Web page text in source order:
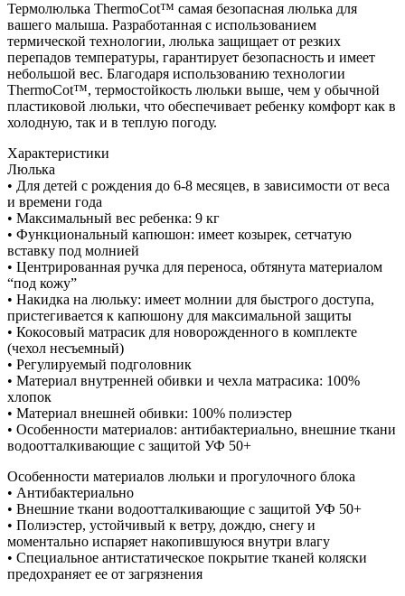
Термолюлька ThermoCot™️ самая безопасная люлька для
вашего малыша. Разработанная с использованием
термической технологии, люлька защищает от резких
перепадов температуры, гарантирует безопасность и имеет
небольшой вес. Благодаря использованию технологии
ThermoCot™️, термостойкость люльки выше, чем у обычной
пластиковой люльки, что обеспечивает ребенку комфорт как в
холодную, так и в теплую погоду.
Характеристики
Люлька
• Для детей с рождения до 6-8 месяцев, в зависимости от веса
и времени года
• Максимальный вес ребенка: 9 кг
• Функциональный капюшон: имеет козырек, сетчатую
вставку под молнией
• Центрированная ручка для переноса, обтянута материалом
“под кожу”
• Накидка на люльку: имеет молнии для быстрого доступа,
пристегивается к капюшону для максимальной защиты
• Кокосовый матрасик для новорожденного в комплекте
(чехол несъемный)
• Регулируемый подголовник
• Материал внутренней обивки и чехла матрасика: 100%
хлопок
• Материал внешней обивки: 100% полиэстер
• Особенности материалов: антибактериально, внешние ткани
водоотталкивающие с защитой УФ 50+
Особенности материалов люльки и прогулочного блока
• Антибактериально
• Внешние ткани водоотталкивающие с защитой УФ 50+
• Полиэстер, устойчивый к ветру, дождю, снегу и
моментально испаряет накопившуюся внутри влагу
• Специальное антистатическое покрытие тканей коляски
предохраняет ее от загрязнения